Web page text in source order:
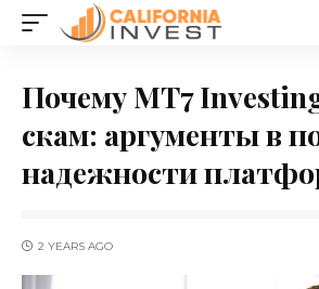
Почему MT7
скам: аргументы в
надежности
2 YEARS AGO